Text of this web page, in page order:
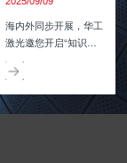
海内外同步开展，华工
激光邀您开启“知识
型”九月！